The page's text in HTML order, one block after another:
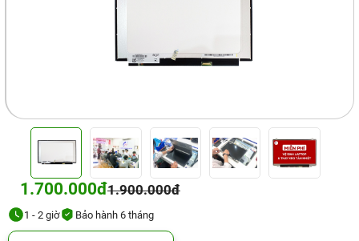
1.700.000đ1.900.000đ
1 - 2 giờ Bảo hành 6 tháng